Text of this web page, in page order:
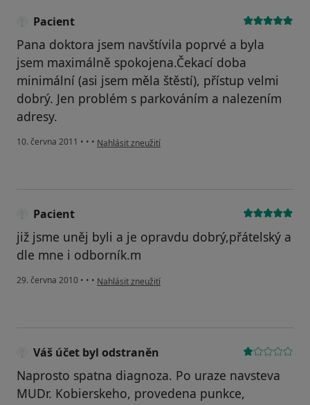
Pacient
Pana doktora jsem navštívila poprvé a byla
jsem maximálně spokojena.Čekací doba
minimální (asi jsem měla štěstí), přístup velmi
dobrý. Jen problém s parkováním a nalezením
adresy.
10. června 2011 • • • podle názoru uživatele Pacient
Nahlásit zneužití
Pacient
již jsme uněj byli a je opravdu dobrý,přátelský a
dle mne i odborník.m
29. června 2010 • • • podle názoru uživatele Pacient
Nahlásit zneužití
Váš účet byl odstraněn
Naprosto spatna diagnoza. Po uraze navsteva
MUDr. Kobierskeho, provedena punkce,